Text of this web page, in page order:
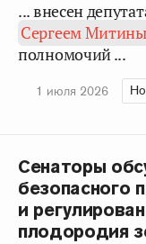
... внесен
Сергеем
полномочий ...
1 июля 2026
Сенаторы
безопасного
и
плодородия